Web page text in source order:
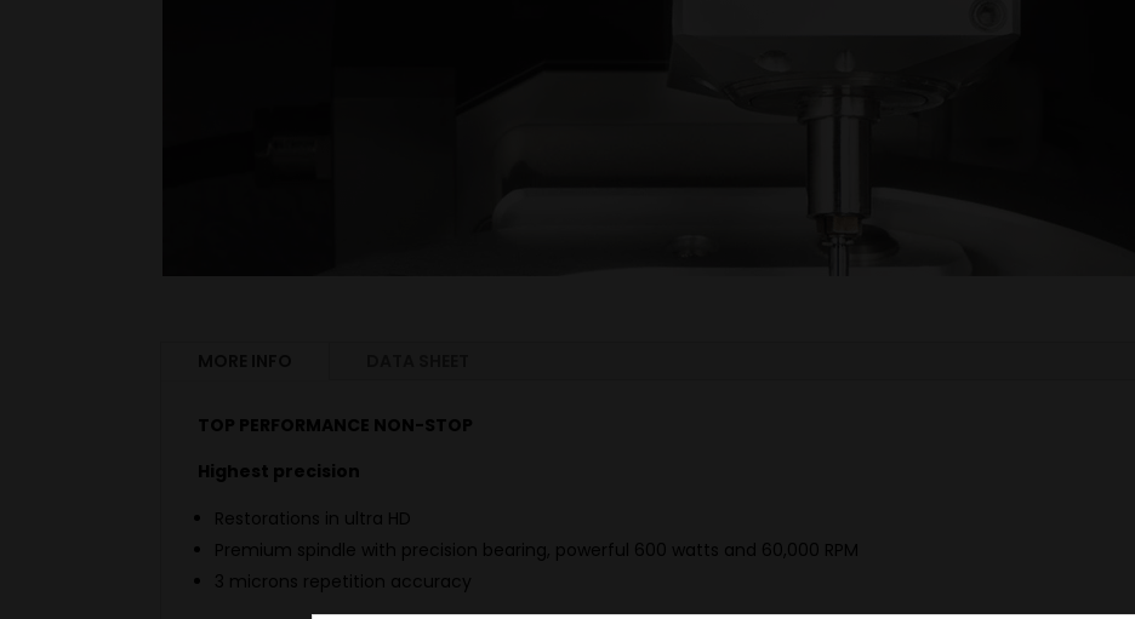
TOP PERFORMANCE NON-STOP
Highest precision
Restorations in ultra HD
Premium spindle with precision bearing, powerful 600 watts and 60,000 RPM
3 microns repetition accuracy